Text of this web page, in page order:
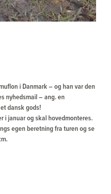
i Danmark – og han var den
nyhedsmail – ang. en
dansk gods!
i januar og skal hovedmonteres.
egen beretning fra turen og se